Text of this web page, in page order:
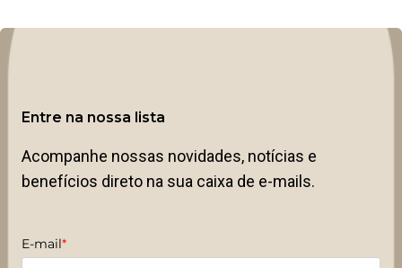
Entre na nossa lista
Acompanhe nossas novidades, notícias e
benefícios direto na sua caixa de e-mails.
E-mail*